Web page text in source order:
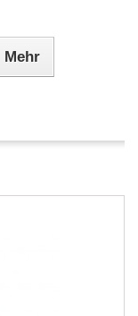
Mehr